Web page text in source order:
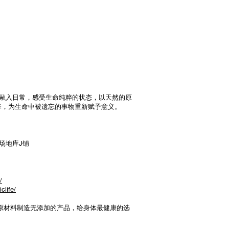
入日常，感受生命纯粹的状态，以天然的原
为生命中被遗忘的事物重新赋予意义。
地库J铺
材料制造无添加的产品，给身体最健康的选